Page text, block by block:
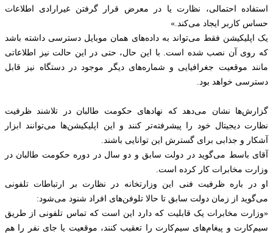
استفاده احتمالی، نظارت یا در معرض قرار گرفتن غیرارادی اطلاعات
حساس کاربر ایجاد می‌کند.»
یک اپلیکیشن فقط می‌تواند به داده‌های همان موبایل دسترسی داشته باشد
که روی آن نصب شده است. با این حال، حتی در این حالت نیز اطلاعاتی
مانند موقعیت جغرافیایی و شماره‌های دیگر موجود در دستگاه نیز قابل
دسترسی خواهد بود.
گزارش‌ها نشان می‌دهد که نهادهای حکومت طالبان در تلاشند ظرفیت
نظارت دیجیتال خود را پیشرفته‌تر کنند و این اپلیکیشن‌ها می‌توانند ابزار
آشکار و جذابی برای گسترش این توانایی باشند.
آقای باسط می‌گوید در دولت سابق و دو سال در دوره حکومت طالبان در
وزارت مخابرات کار کرده است.
او در باره ظرفیت فنی این وزارتخانه در نظارت بر ارتباطات تلفونی
می‌گوید از زمان دولت سابق تا حالا تلوفن‌های افراد شنود می‌شود:
«وزارت مخابرات یک قابلیت که دارد این است که تماس تلفونی از طریق
سیم‌کارت و پیغام‌های سیم‌کارت را تعقیب کنند، موقعیت یا جای نفر را هم